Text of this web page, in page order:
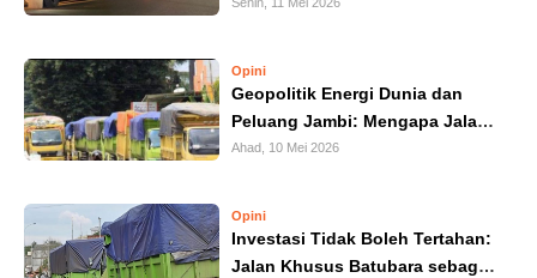
KHAZANAH
LEISUR
TEKNOLOGI
OLAHRAGA
Khusus Batubara sebagai Solusi
Opini
Geopolitik Energi Dunia dan
Peluang Jambi: Mengapa Jalan
Khusus Batubara Harus
Ahad, 10 Mei 2026
Opini
Investasi Tidak Boleh Tertahan:
Jalan Khusus Batubara sebagai